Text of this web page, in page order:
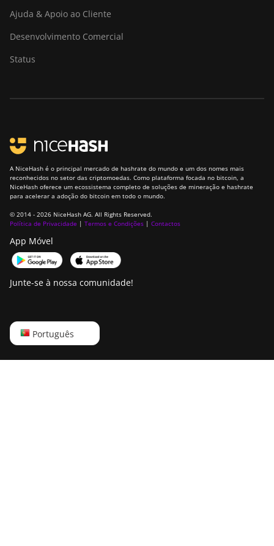
Ajuda & Apoio ao Cliente
Desenvolvimento Comercial
Status
A NiceHash é o principal mercado de hashrate do mundo e um dos nomes mais
reconhecidos no setor das criptomoedas. Como plataforma focada no bitcoin, a
NiceHash oferece um ecossistema completo de soluções de mineração e hashrate
para acelerar a adoção do bitcoin em todo o mundo.
© 2014 - 2026 NiceHash AG. All Rights Reserved.
Política de Privacidade | Termos e Condições | Contactos
App Móvel
Junte-se à nossa comunidade!
Português
English